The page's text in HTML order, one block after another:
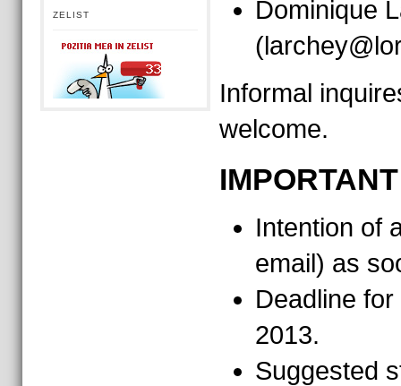
ZELIST
Dominique
Informal
welcome.
Intention of
email) as
Deadline
2013.
Suggested